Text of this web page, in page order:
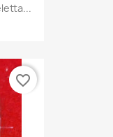
favorite_border